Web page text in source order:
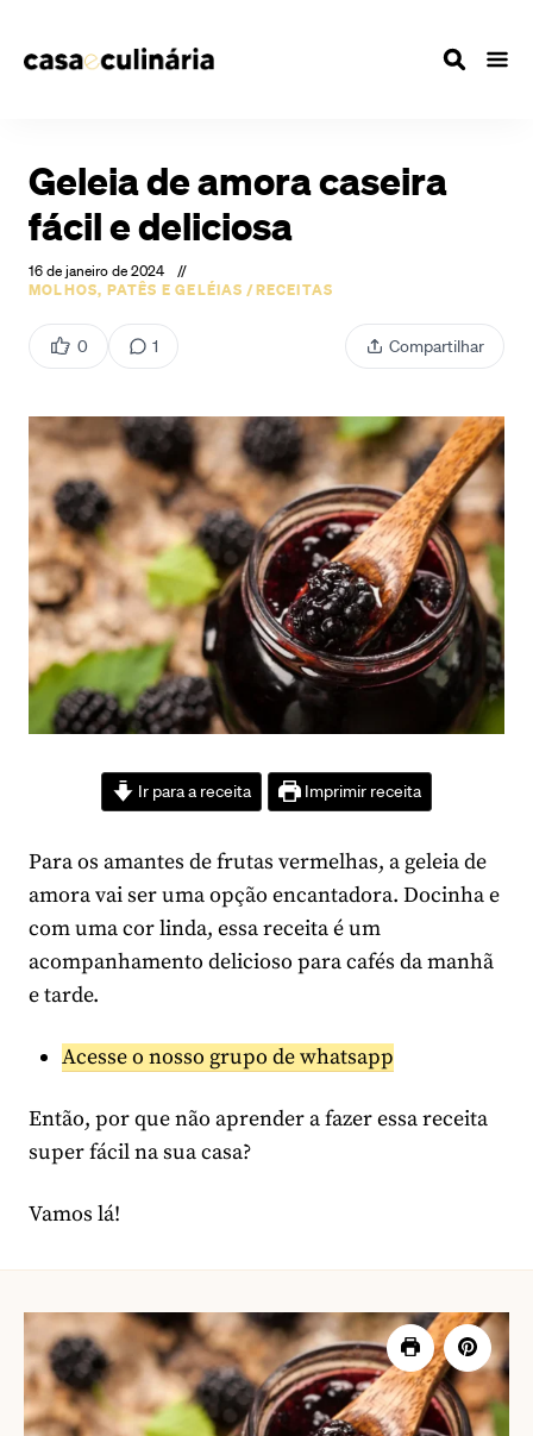
Geleia de amora caseira
fácil e deliciosa
16 de janeiro de 2024
//
MOLHOS, PATÊS E GELÉIAS /RECEITAS
0 1 Compartilhar
Ir para a receita Imprimir receita
Para os amantes de frutas vermelhas, a geleia de
amora vai ser uma opção encantadora. Docinha e
com uma cor linda, essa receita é um
acompanhamento delicioso para cafés da manhã
e tarde.
Acesse o nosso grupo de whatsapp
Então, por que não aprender a fazer essa receita
super fácil na sua casa?
Vamos lá!